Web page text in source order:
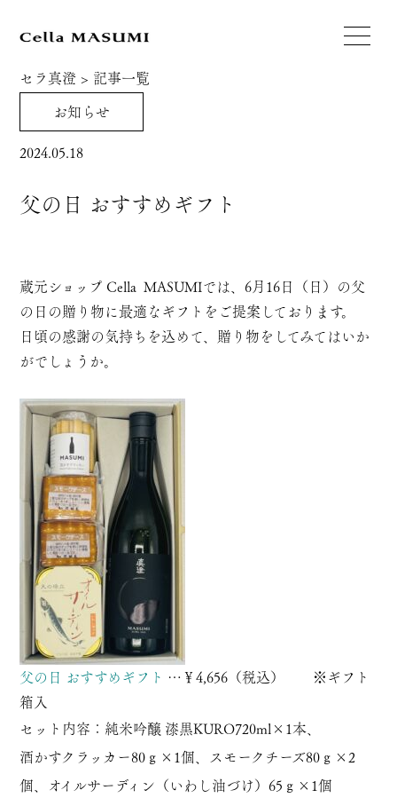
セラ真澄 > 記事一覧
お知らせ
2024.05.18
父の日 おすすめギフト
蔵元ショップ Cella MASUMIでは、6月16日（日）の父
の日の贈り物に最適なギフトをご提案しております。
日頃の感謝の気持ちを込めて、贈り物をしてみてはいか
がでしょうか。
父の日 おすすめギフト
…￥4,656（税込） ※ギフト
箱入
セット内容： 純米吟醸 漆黒KURO720ml ×1本、
酒かすクラッカー80ｇ ×1個、 スモークチーズ80ｇ ×2
個、
オイルサーディン（いわし油づけ）65ｇ ×1個